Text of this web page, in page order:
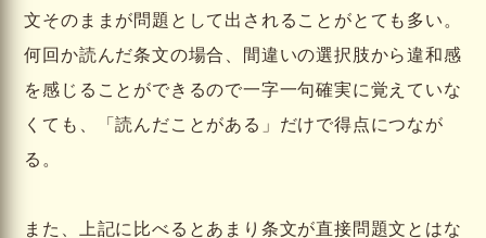
文そのままが問題として出されることがとても多い。
何回か読んだ条文の場合、間違いの選択肢から違和感
を感じることができるので一字一句確実に覚えていな
くても、「読んだことがある」だけで得点につなが
る。
また、上記に比べるとあまり条文が直接問題文とはな